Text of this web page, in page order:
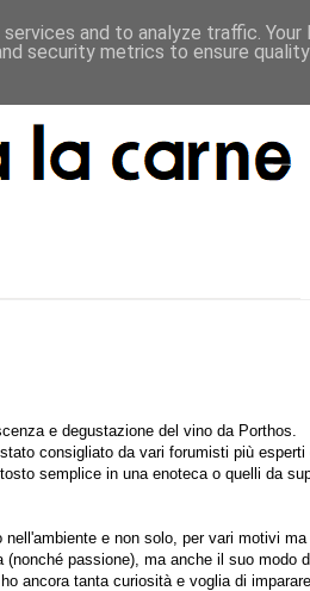
e degustazione del vino da Porthos
consigliato da vari forumisti più esperti
semplice in una enoteca o quelli da
nell'ambiente e non solo, per vari motivi ma
passione), ma anche il suo modo
ancora tanta curiosità e voglia di imparare.
and to analyze traffic. Your
security metrics to ensure